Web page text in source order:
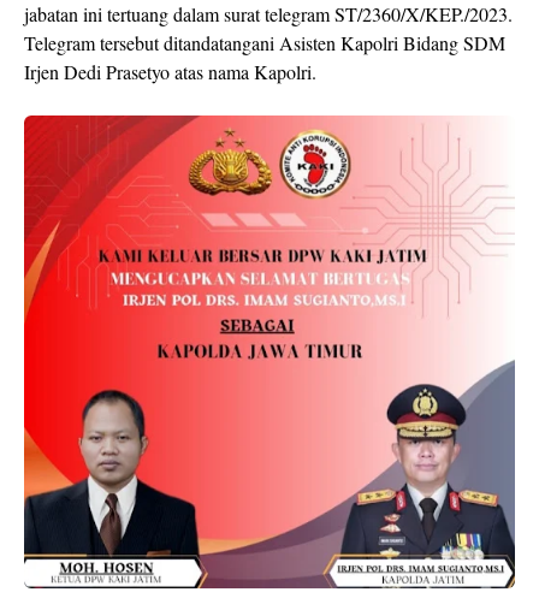
jabatan ini tertuang dalam surat telegram ST/2360/X/KEP./2023.
Telegram tersebut ditandatangani Asisten Kapolri Bidang SDM
Irjen Dedi Prasetyo atas nama Kapolri.